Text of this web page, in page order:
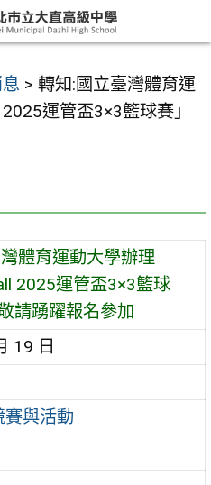
> 轉知:國立臺灣體育運
運管盃3×3籃球賽」
體育運動大學辦理
2025運管盃3×3籃球
請踴躍報名參加
19 日
賽與活動